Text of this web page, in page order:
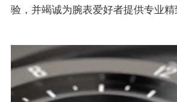
验，并竭诚为腕表爱好者提供专业精